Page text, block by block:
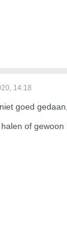
14:18
goed
of